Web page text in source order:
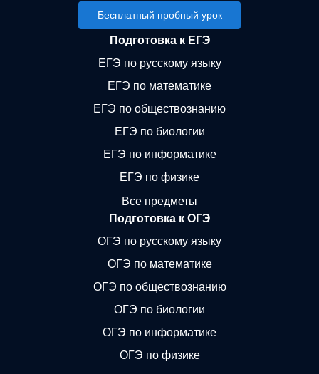
Бесплатный пробный урок
Подготовка к ЕГЭ
ЕГЭ по русскому языку
ЕГЭ по математике
ЕГЭ по обществознанию
ЕГЭ по биологии
ЕГЭ по информатике
ЕГЭ по физике
Все предметы
Подготовка к ОГЭ
ОГЭ по русскому языку
ОГЭ по математике
ОГЭ по обществознанию
ОГЭ по биологии
ОГЭ по информатике
ОГЭ по физике